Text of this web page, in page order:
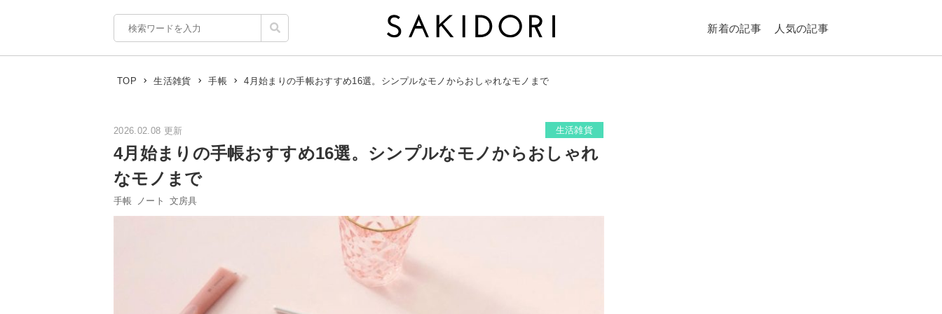
新着の記事 人気の記事
TOP 生活雑貨 手帳 4月始まりの手帳おすすめ16選。シンプルなモノからおしゃれなモノまで
2026.02.08 更新 生活雑貨
4月始まりの手帳おすすめ16選。シンプルなモノからおしゃれ
なモノまで
手帳 ノート 文房具